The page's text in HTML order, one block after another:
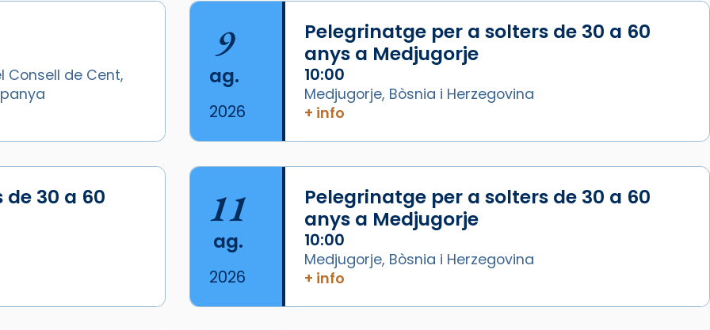
Consell de Cent,
9
ag.
2026
Pelegrinatge per a solters de 30 a 60
anys a Medjugorje
10:00
Medjugorje, Bòsnia i Herzegovina
+ info
30 a 60
11
ag.
2026
Pelegrinatge per a solters de 30 a 60
anys a Medjugorje
10:00
Medjugorje, Bòsnia i Herzegovina
+ info